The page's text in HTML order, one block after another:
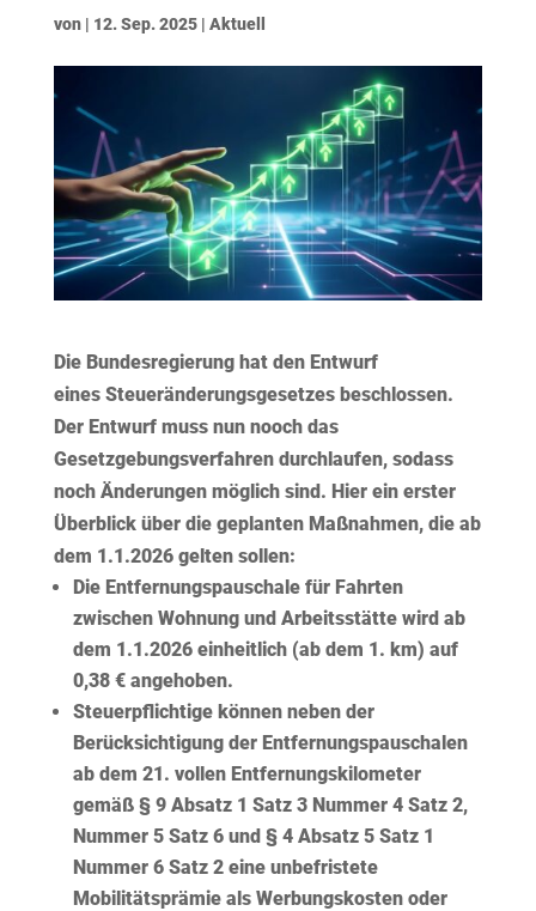
von | 12. Sep. 2025| Aktuell
Die Bundesregierung hat den Entwurf
eines Steueränderungsgesetzes beschlossen.
Der Entwurf muss nun nooch das
Gesetzgebungsverfahren durchlaufen, sodass
noch Änderungen möglich sind. Hier ein erster
Überblick über die geplanten Maßnahmen, die ab
dem 1.1.2026 gelten sollen:
Die Entfernungspauschalefür Fahrten
zwischen Wohnung und Arbeitsstätte wird ab
dem 1.1.2026 einheitlich (ab dem 1. km) auf
0,38 € angehoben.
Steuerpflichtige können neben der
Berücksichtigung der Entfernungspauschalen
ab dem 21. vollen Entfernungskilometer
gemäß § 9 Absatz 1 Satz 3 Nummer 4 Satz 2,
Nummer 5 Satz 6 und § 4 Absatz 5 Satz 1
Nummer 6 Satz 2 eine unbefristete
Mobilitätsprämieals Werbungskosten oder